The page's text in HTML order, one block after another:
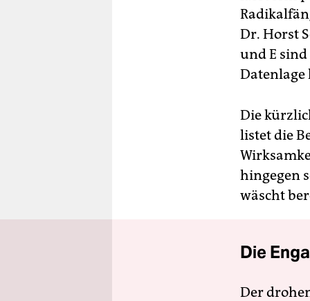
Dr. Horst
und E
Datenlage
Die
listet die
hingegen
wäscht
Die
Der